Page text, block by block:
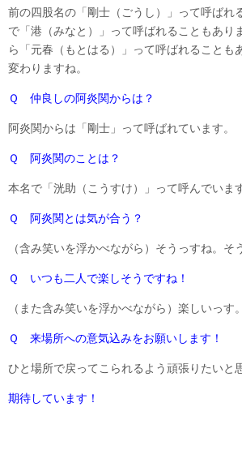
前の四股名の「剛士（ごうし）」って呼ばれ
で「港（みなと）」って呼ばれることもあり
ら「元春（もとはる）」って呼ばれることも
変わりますね。
Ｑ 仲良しの阿炎関からは？
阿炎関からは「剛士」って呼ばれています。
Ｑ 阿炎関のことは？
本名で「洸助（こうすけ）」って呼んでいます
Ｑ 阿炎関とは気が合う？
（含み笑いを浮かべながら）そうっすね。そ
Ｑ いつも二人で楽しそうですね！
（また含み笑いを浮かべながら）楽しいっす
Ｑ 来場所への意気込みをお願いします！
ひと場所で戻ってこられるよう頑張りたいと
期待しています！